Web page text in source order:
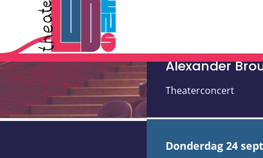
The
Echoes uit
Alexander
Theaterconcert
donderdag 24